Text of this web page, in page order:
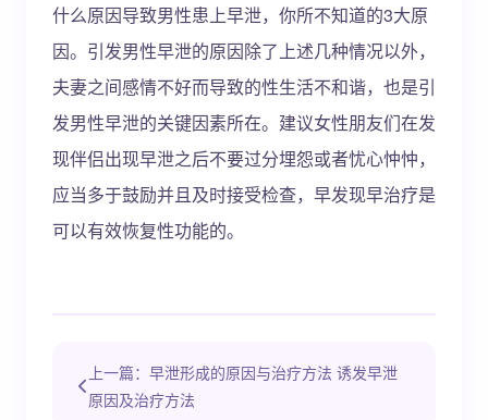
什么原因导致男性患上早泄，你所不知道的3大原
因。引发男性早泄的原因除了上述几种情况以外，
夫妻之间感情不好而导致的性生活不和谐，也是引
发男性早泄的关键因素所在。建议女性朋友们在发
现伴侣出现早泄之后不要过分埋怨或者忧心忡忡，
应当多于鼓励并且及时接受检查，早发现早治疗是
可以有效恢复性功能的。
上一篇：早泄形成的原因与治疗方法 诱发早泄
原因及治疗方法